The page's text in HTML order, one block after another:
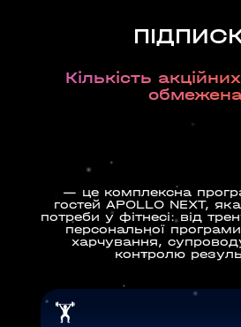
Кількість
— це комплексна
гостей APOLLO NEXT,
потреби у фітнесі: від
персональної
харчування,
контролю
🏋